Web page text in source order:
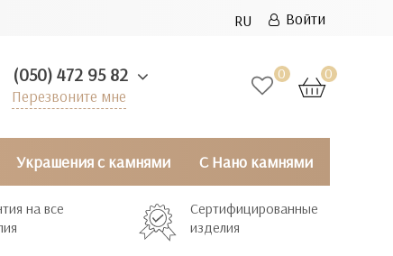
RU Войти
0 0
(050) 472 95 82
Перезвоните мне
Украшения с камнями С Нано камнями
на все
Сертифицированные
изделия